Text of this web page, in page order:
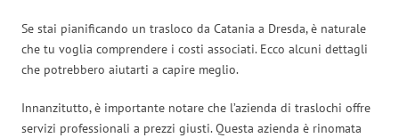
Se stai pianificando un trasloco da Catania a Dresda, è naturale
che tu voglia comprendere i costi associati. Ecco alcuni dettagli
che potrebbero aiutarti a capire meglio.
Innanzitutto, è importante notare che l’azienda di traslochi offre
servizi professionali a prezzi giusti. Questa azienda è rinomata